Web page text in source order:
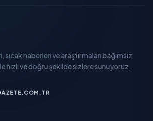
haberleri ve araştırmaları bağımsız
hızlı ve doğru şekilde sizlere sunuyoruz.